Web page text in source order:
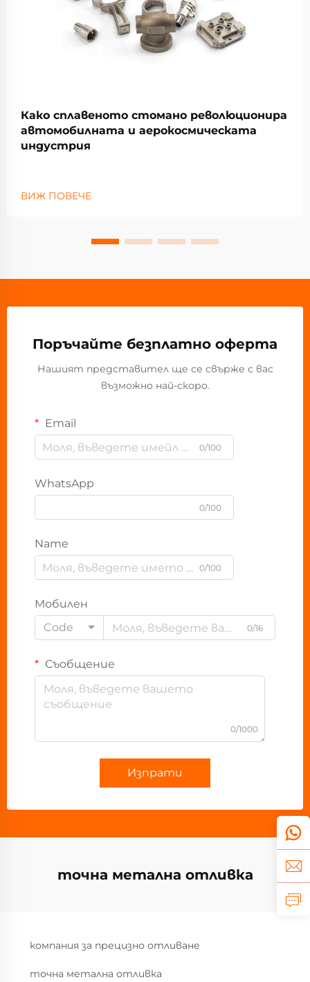
Како сплавеното стомано революционира
автомобилната и аерокосмическата
индустрия
ВИЖ ПОВЕЧЕ
Поръчайте безплатно оферта
Нашият представител ще се свърже с вас
възможно най-скоро.
Email
0/100
WhatsApp
0/100
Name
0/100
Мобилен
Code
0/16
Съобщение
0/1000
Изпрати
точна метална отливка
компания за прецизно отливане
точна метална отливка